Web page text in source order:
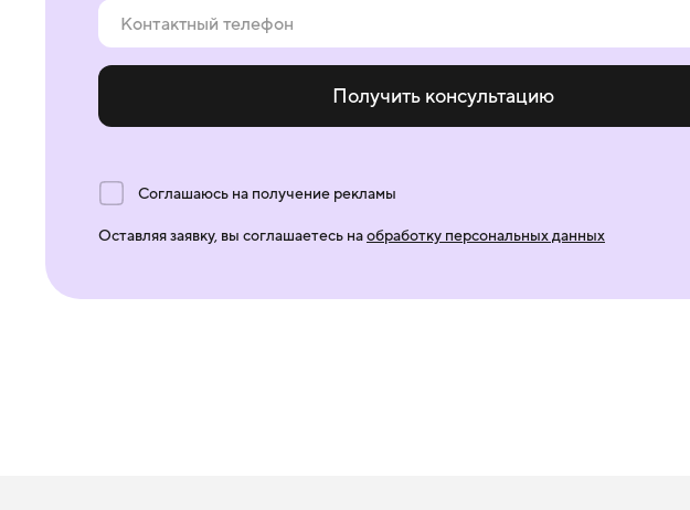
Получить консультацию
Соглашаюсь на получение рекламы
Оставляя заявку, вы соглашаетесь наобработку персональных данных